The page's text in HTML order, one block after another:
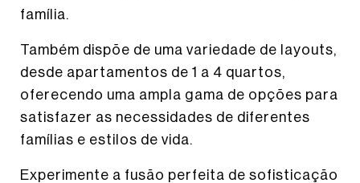
família.
Também dispõe de uma variedade de layouts,
desde apartamentos de 1 a 4 quartos,
oferecendo uma ampla gama de opções para
satisfazer as necessidades de diferentes
famílias e estilos de vida.
Experimente a fusão perfeita de sofisticação